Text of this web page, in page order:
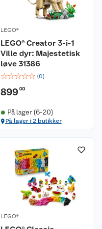
LEGO®
LEGO® Creator 3-i-1
Ville dyr: Majestetisk
løve 31386
☆☆☆☆☆ (0)
89900
På lager (6-20)
På lager i 2 butikker
LEGO®